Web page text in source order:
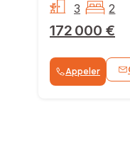
172 000 €
3 2
Appeler